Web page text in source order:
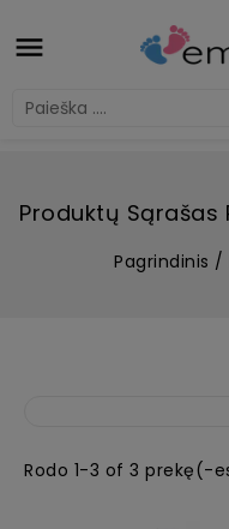

Produktų Sąrašas
Pagrindinis
Rodo 1-3 of 3 prekę(-